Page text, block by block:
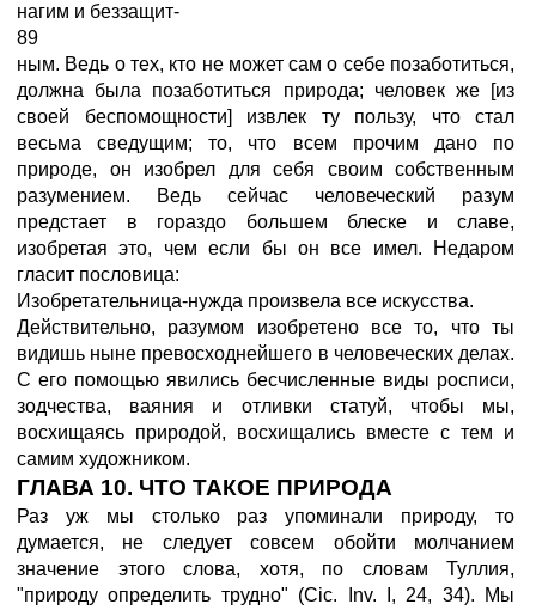
нагим и беззащит-
89
ным. Ведь о тех, кто не может сам о себе позаботиться,
должна была позаботиться природа; человек же [из
своей беспомощности] извлек ту пользу, что стал
весьма сведущим; то, что всем прочим дано по
природе, он изобрел для себя своим собственным
разумением. Ведь сейчас человеческий разум
предстает в гораздо большем блеске и славе,
изобретая это, чем если бы он все имел. Недаром
гласит пословица:
Изобретательница-нужда произвела все искусства.
Действительно, разумом изобретено все то, что ты
видишь ныне превосходнейшего в человеческих делах.
С его помощью явились бесчисленные виды росписи,
зодчества, ваяния и отливки статуй, чтобы мы,
восхищаясь природой, восхищались вместе с тем и
самим художником.
ГЛАВА 10. ЧТО ТАКОЕ ПРИРОДА
Раз уж мы столько раз упоминали природу, то
думается, не следует совсем обойти молчанием
значение этого слова, хотя, по словам Туллия,
"природу определить трудно" (Cic. Inv. I, 24, 34). Мы